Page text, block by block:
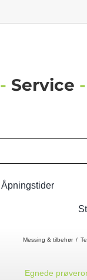
- Service -
Åpningstider
Messing & tilbehør
Egnede